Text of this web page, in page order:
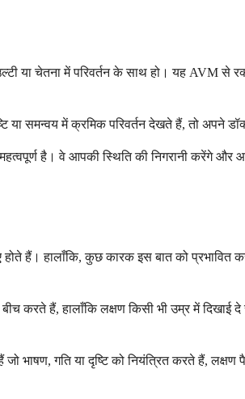
या चेतना में परिवर्तन के साथ हो। यह AVM
या समन्वय में क्रमिक परिवर्तन देखते हैं, तो अपने
है। वे आपकी स्थिति की निगरानी करेंगे और
होते हैं। हालाँकि, कुछ कारक इस बात को
करते हैं, हालाँकि लक्षण किसी भी उम्र में
भाषण, गति या दृष्टि को नियंत्रित करते हैं, लक्षण